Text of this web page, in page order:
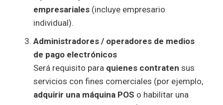
empresariales(incluye empresario
individual).
Administradores / operadores de medios
de pago electrónicos
Será requisito para quienes contraten sus
servicios con fines comerciales (por ejemplo,
adquirir una máquina POS o habilitar una